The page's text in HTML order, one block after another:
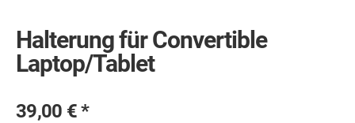
beginning
of
the
Halterung für Convertible
Laptop/Tablet
39,00 €